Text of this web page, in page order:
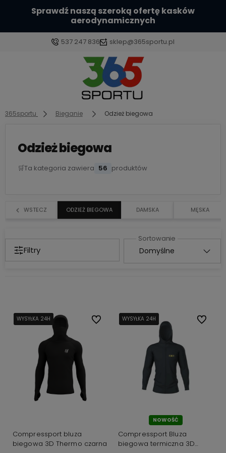
Sprawdź naszą szeroką ofertę kasków
aerodynamicznych
537 247 836 sklep@365sportu.pl
Zaloguj się
Załóż konto
Wybierz coś dla siebie z naszej aktualnej oferty lub
365sportu Bieganie Odzież biegowa
Odzież biegowa
🛒Ta kategoria zawiera 56 produktów
WSTECZ ODZIEŻ BIEGOWA DAMSKA MĘSKA
Filtry
WYSYŁKA 24H
WYSYŁKA 24H
WYSYŁKA 24H
Compressport bluza
biegowa 3D Thermo czarna
Do ulubionych
NOWOŚĆ
WYSYŁKA 24H
WYSYŁKA 24H
Compressport Bluza
biegowa termiczna 3D
Do